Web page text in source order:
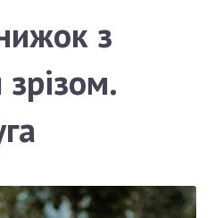
з